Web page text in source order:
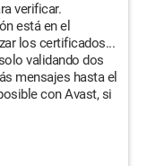
verificar.
está en el
los certificados...
validando dos
mensajes hasta el
con Avast, si